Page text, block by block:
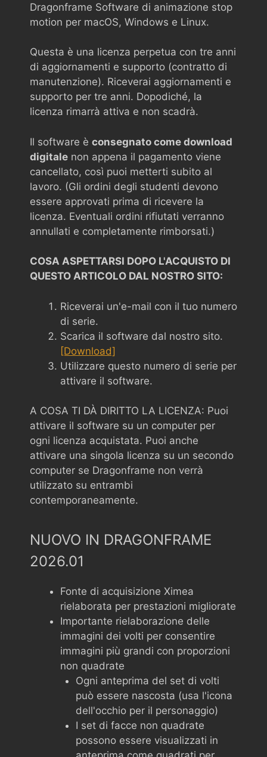
Dragonframe Software di animazione stop
motion per macOS, Windows e Linux.
Questa è una licenza perpetua con tre anni
di aggiornamenti e supporto (contratto di
manutenzione). Riceverai aggiornamenti e
supporto per tre anni. Dopodiché, la
licenza rimarrà attiva e non scadrà.
Il software è consegnato come download
digitale non appena il pagamento viene
cancellato, così puoi metterti subito al
lavoro. (Gli ordini degli studenti devono
essere approvati prima di ricevere la
licenza. Eventuali ordini rifiutati verranno
annullati e completamente rimborsati.)
COSA ASPETTARSI DOPO L'ACQUISTO DI
QUESTO ARTICOLO DAL NOSTRO SITO:
Riceverai un'e-mail con il tuo numero
di serie.
Scarica il software dal nostro sito.
[Download]
Utilizzare questo numero di serie per
attivare il software.
A COSA TI DÀ DIRITTO LA LICENZA: Puoi
attivare il software su un computer per
ogni licenza acquistata. Puoi anche
attivare una singola licenza su un secondo
computer se Dragonframe non verrà
utilizzato su entrambi
contemporaneamente.
NUOVO IN DRAGONFRAME
2026.01
Fonte di acquisizione Ximea
rielaborata per prestazioni migliorate
Importante rielaborazione delle
immagini dei volti per consentire
immagini più grandi con proporzioni
non quadrate
Ogni anteprima del set di volti
può essere nascosta (usa l'icona
dell'occhio per il personaggio)
I set di facce non quadrate
possono essere visualizzati in